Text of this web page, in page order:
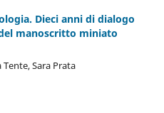
Dieci anni di dialogo
manoscritto miniato
Sara Prata